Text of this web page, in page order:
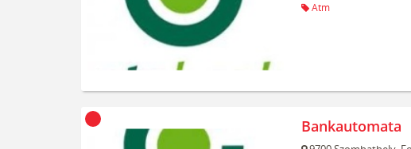
Atm
Bankautomata